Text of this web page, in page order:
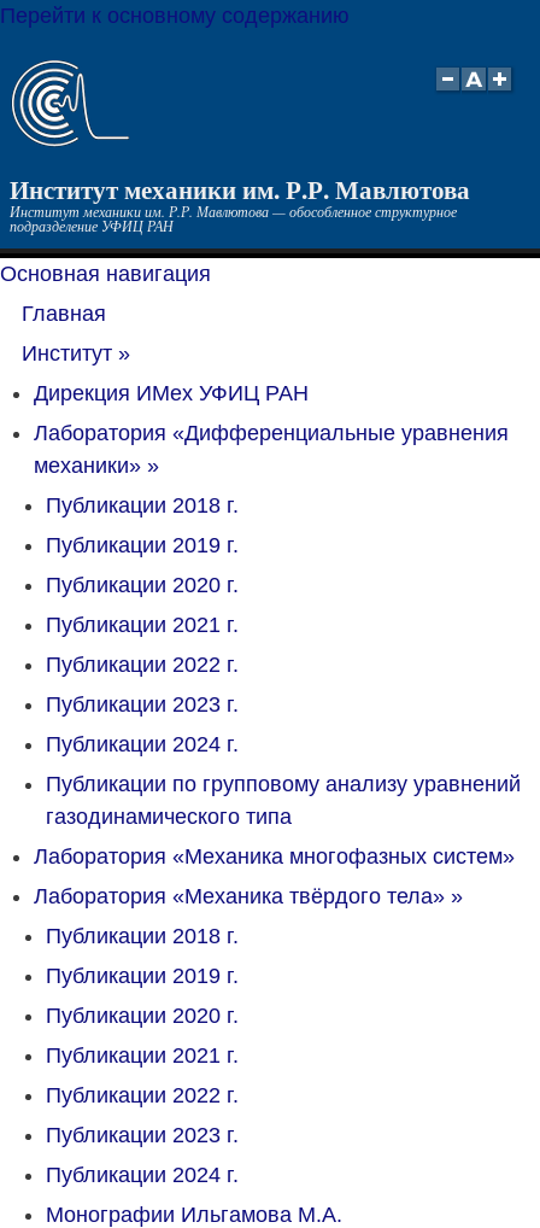
Перейти к основному содержанию
Институт механики им. Р.Р. Мавлютова
Институт механики им. Р.Р. Мавлютова — обособленное структурное
подразделение УФИЦ РАН
Основная навигация
Главная
Институт »
Дирекция ИМех УФИЦ РАН
Лаборатория «Дифференциальные уравнения
механики» »
Публикации 2018 г.
Публикации 2019 г.
Публикации 2020 г.
Публикации 2021 г.
Публикации 2022 г.
Публикации 2023 г.
Публикации 2024 г.
Публикации по групповому анализу уравнений
газодинамического типа
Лаборатория «Механика многофазных систем»
Лаборатория «Механика твёрдого тела» »
Публикации 2018 г.
Публикации 2019 г.
Публикации 2020 г.
Публикации 2021 г.
Публикации 2022 г.
Публикации 2023 г.
Публикации 2024 г.
Монографии Ильгамова М.А.